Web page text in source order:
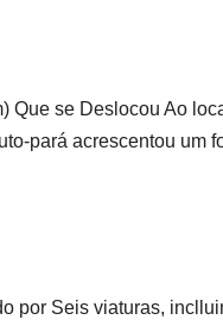
Que se Deslocou Ao
pará acrescentou um
por Seis viaturas,